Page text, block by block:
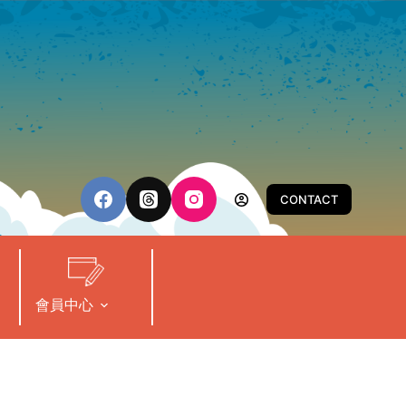
CONTACT
會員中心